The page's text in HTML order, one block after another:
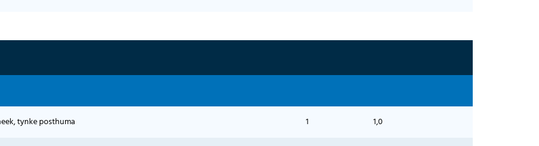
tynke posthuma 1 1,0